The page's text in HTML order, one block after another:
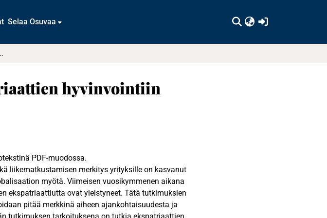
Selaa Osuvaa
hyvinvointiin
hyvinvointiin
PDF-muodossa.
liikematkustamisen merkitys yrityksille on kasvanut
myötä. Viimeisen vuosikymmenen aikana
ekspatriaattiutta ovat yleistyneet. Tätä tutkimuksien
pitää merkkinä aiheen ajankohtaisuudesta ja